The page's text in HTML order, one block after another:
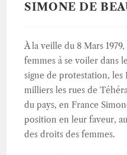
SIMONE DE
À la veille du 8 Mars
femmes à se voiler dans
signe de protestation,
milliers les rues de
du pays, en France
position en leur faveur,
des droits des femmes.